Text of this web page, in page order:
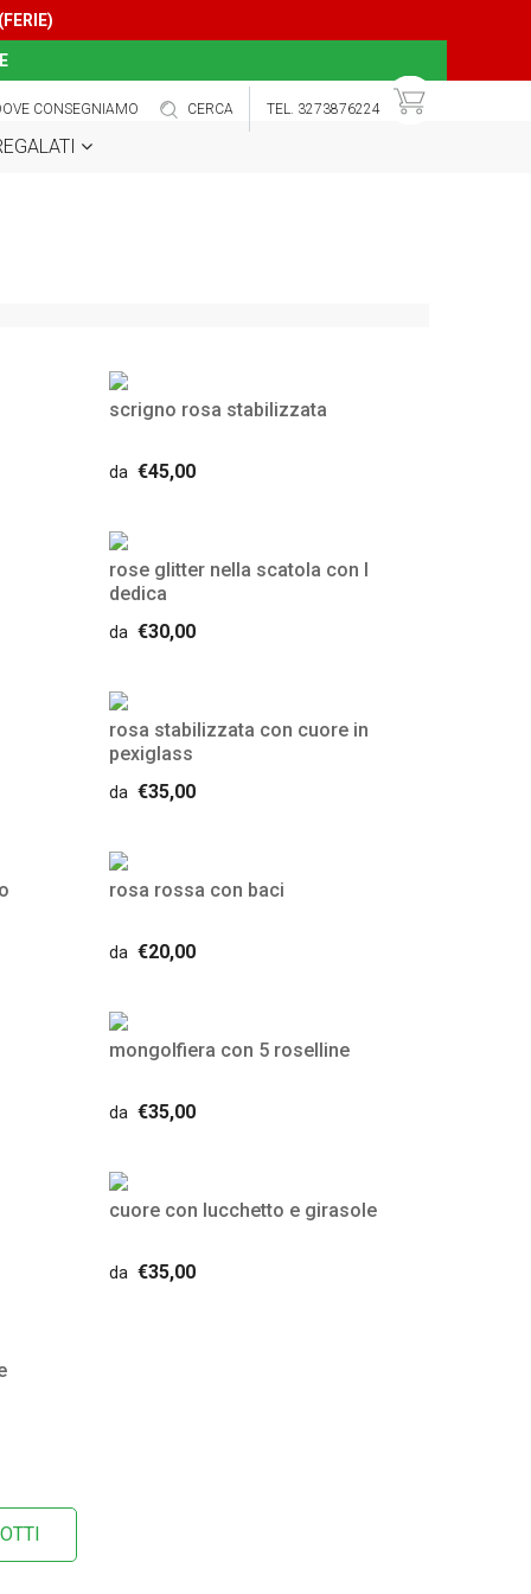
(FERIE)
CONSEGNIAMO CERCA TEL. 3273876224
scrigno rosa stabilizzata
da €45,00
rose glitter nella scatola con l
dedica
da €30,00
rosa stabilizzata con cuore in
pexiglass
da €35,00
rosa rossa con baci
da €20,00
mongolfiera con 5 roselline
da €35,00
cuore con lucchetto e girasole
da €35,00